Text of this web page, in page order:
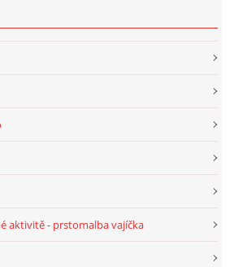
aktivitě - prstomalba vajíčka